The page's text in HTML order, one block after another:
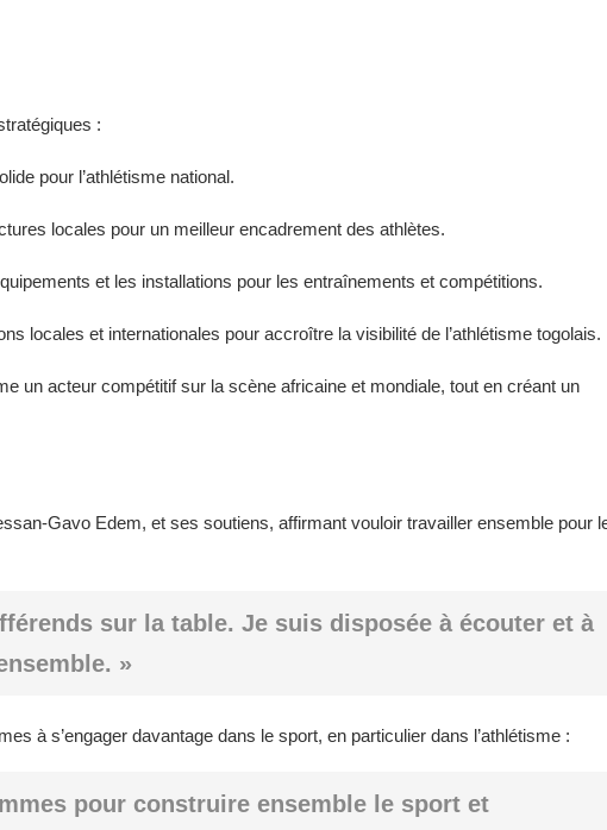
:
pour l’athlétisme national.
locales pour un meilleur encadrement des athlètes.
et les installations pour les entraînements et compétitions.
locales et internationales pour accroître la visibilité de l’athlétisme togolais.
un acteur compétitif sur la scène africaine et mondiale, tout en créant un
Gavo Edem, et ses soutiens, affirmant vouloir travailler ensemble pour
sur la table. Je suis disposée à écouter et à
»
à s’engager davantage dans le sport, en particulier dans l’athlétisme :
pour construire ensemble le sport et